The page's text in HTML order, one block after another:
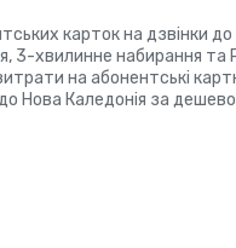
карток на дзвінки
3-хвилинне набирання та
на абонентські
Нова Каледонія за